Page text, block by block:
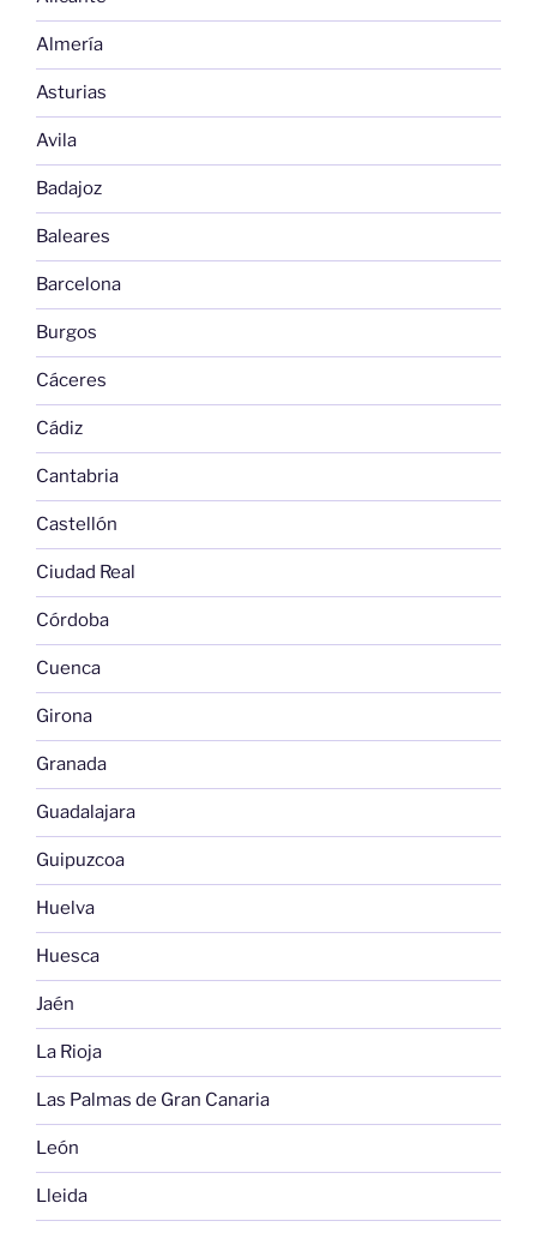
Almería
Asturias
Avila
Badajoz
Baleares
Barcelona
Burgos
Cáceres
Cádiz
Cantabria
Castellón
Ciudad Real
Córdoba
Cuenca
Girona
Granada
Guadalajara
Guipuzcoa
Huelva
Huesca
Jaén
La Rioja
Las Palmas de Gran Canaria
León
Lleida